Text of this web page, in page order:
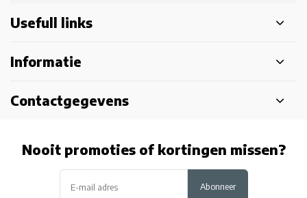
Usefull links
Informatie
Contactgegevens
Nooit promoties of kortingen missen?
Abonneer